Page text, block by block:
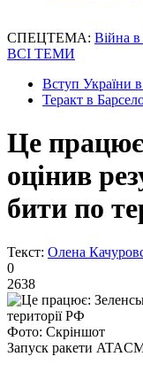
СПЕЦТЕМА: Війна в
ВСІ ТЕМИ
Вступ України
Теракт в
Це
оцінив
бити по
Текст: Олена
0
2638
Фото: Скріншот
Запуск ракети